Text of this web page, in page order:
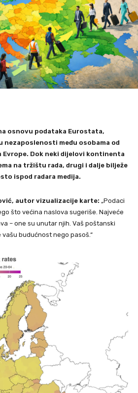
osnovu podataka Eurostata,
nezaposlenosti među osobama od
Evrope. Dok neki dijelovi kontinenta
na tržištu rada, drugi i dalje bilježe
ispod radara medija.
autor vizualizacije karte: „Podaci
što većina naslova sugeriše. Najveće
– one su unutar njih. Vaš poštanski
budućnost nego pasoš.“